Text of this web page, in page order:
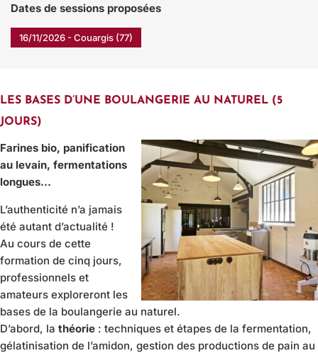
Dates de sessions proposées
16/11/2026 - Couargis (77)
LES BASES D’UNE BOULANGERIE AU NATUREL (5
JOURS)
Farines bio, panification
au levain, fermentations
longues…
L’authenticité n’a jamais
été autant d’actualité !
Au cours de cette
formation de cinq jours,
professionnels et
amateurs exploreront les
bases de la boulangerie au naturel.
D’abord, la théorie : techniques et étapes de la fermentation,
gélatinisation de l’amidon, gestion des productions de pain au